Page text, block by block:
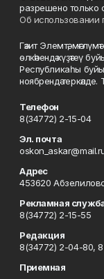
разрешено только
Об использовании
Гәзит Элемтә,
өлкәһендә күҙәтеү
Республикаһы
ноябрендә
Телефон
8(34772) 2-15-04
Эл. почта
Адрес
453620
Рекламная
8(34772) 2-15-55
Редакция
8(34772) 2-04-80,
Приемная